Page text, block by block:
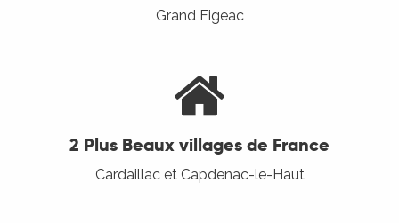
Grand Figeac
2 Plus Beaux villages de France
Cardaillac et Capdenac-le-Haut